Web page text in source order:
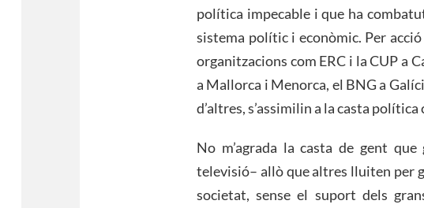
política impecable i que ha
sistema polític i econòmic. Per
organitzacions com ERC i la CUP a
a Mallorca i Menorca, el BNG a
d’altres, s’assimilin a la casta
No m’agrada la casta de gent
televisió– allò que altres lluiten per
societat, sense el suport dels